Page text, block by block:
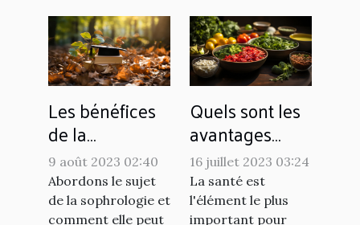
Les bénéfices
de la
sophrologie
pour les
étudiants
9 août 2023 02:40
Abordons le sujet
de la sophrologie et
comment elle peut
Quels sont les
avantages
d'avoir une
alimentation
saine ?
16 juillet 2023 03:24
La santé est
l'élément le plus
important pour